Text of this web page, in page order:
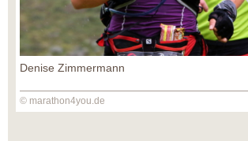
Denise Zimmermann
© marathon4you.de